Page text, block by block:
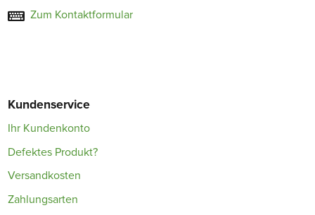
Zum Kontaktformular
Kundenservice
Ihr Kundenkonto
Defektes Produkt?
Versandkosten
Zahlungsarten